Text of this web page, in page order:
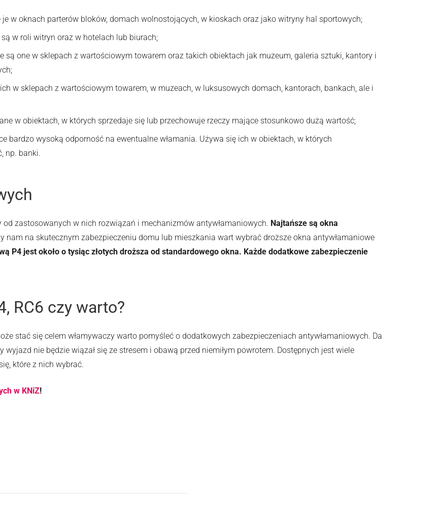
w oknach parterów bloków, domach wolnostojących, w kioskach oraz jako witryny hal sportowych;
są w roli witryn oraz w hotelach lub biurach;
są one w sklepach z wartościowym towarem oraz takich obiektach jak muzeum, galeria sztuki, kantory i
w sklepach z wartościowym towarem, w muzeach, w luksusowych domach, kantorach, bankach, ale i
w obiektach, w których sprzedaje się lub przechowuje rzeczy mające stosunkowo dużą wartość;
bardzo wysoką odporność na ewentualne włamania. Używa się ich w obiektach, w których
np. banki.
zastosowanych w nich rozwiązań i mechanizmów antywłamaniowych. Najtańsze są okna
nam na skutecznym zabezpieczeniu domu lub mieszkania wart wybrać droższe okna antywłamaniowe
P4 jest około o tysiąc złotych droższa od standardowego okna. Każde dodatkowe zabezpieczenie
RC6 czy warto?
stać się celem włamywaczy warto pomyśleć o dodatkowych zabezpieczeniach antywłamaniowych. Da
nie będzie wiązał się ze stresem i obawą przed niemiłym powrotem. Dostępnych jest wiele
które z nich wybrać.
w KNiZ!